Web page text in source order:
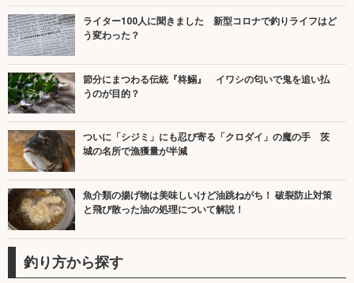
ライター100人に聞きました 新型コロナで釣りライフはど
う変わった？
節分にまつわる伝統『柊鰯』 イワシの匂いで鬼を追い払
うのが目的？
ついに「シジミ」にも忍び寄る「クロダイ」の魔の手 茨
城の名所で漁獲量が半減
魚介類の揚げ物は美味しいけど油跳ねがち！ 破裂防止対策
と飛び散った油の処理について解説！
釣り方から探す